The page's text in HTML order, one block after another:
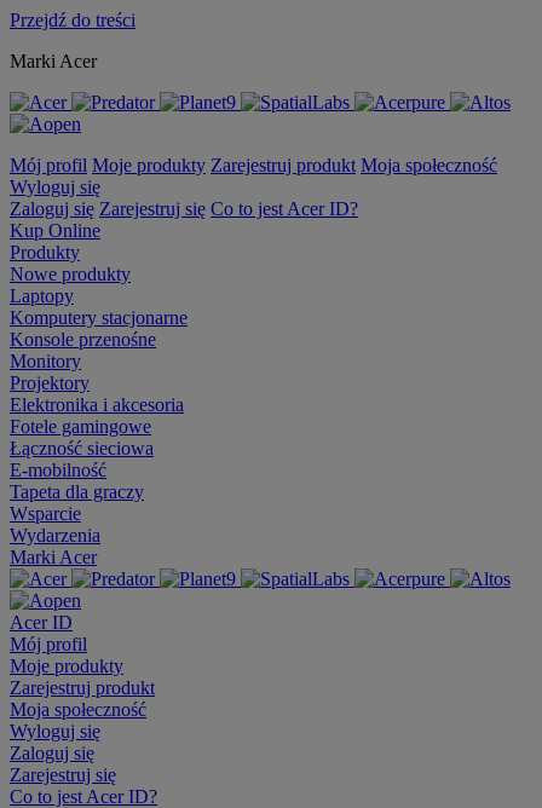
Przejdź do treści
Marki Acer
Mój profil Moje produkty Zarejestruj produkt Moja społeczność
Wyloguj się
Zaloguj się Zarejestruj się Co to jest Acer ID?
Kup Online
Produkty
Nowe produkty
Laptopy
Komputery stacjonarne
Konsole przenośne
Monitory
Projektory
Elektronika i akcesoria
Fotele gamingowe
Łączność sieciowa
E-mobilność
Tapeta dla graczy
Wsparcie
Wydarzenia
Marki Acer
Acer ID
Mój profil
Moje produkty
Zarejestruj produkt
Moja społeczność
Wyloguj się
Zaloguj się
Zarejestruj się
Co to jest Acer ID?